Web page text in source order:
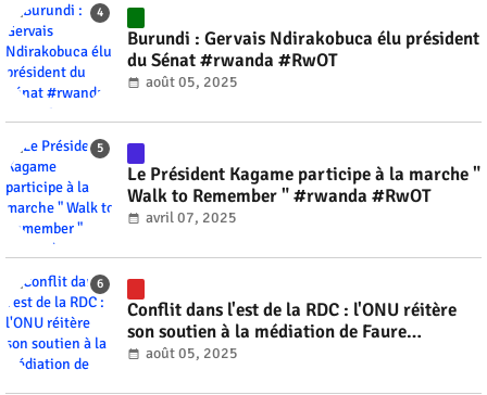
Burundi : Gervais Ndirakobuca élu président
du Sénat #rwanda #RwOT
août 05, 2025
Le Président Kagame participe à la marche "
Walk to Remember " #rwanda #RwOT
avril 07, 2025
Conflit dans l'est de la RDC : l'ONU réitère
son soutien à la médiation de Faure
Gnassingbé #rwanda #RwOT
août 05, 2025